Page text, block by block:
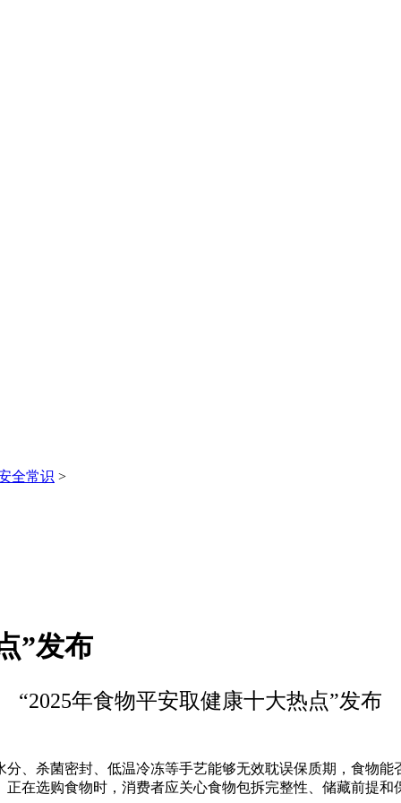
全常识 >
”发布
“2025年食物平安取健康十大热点”发布
杀菌密封、低温冷冻等手艺能够无效耽误保质期，食物能
在选购食物时，消费者应关心食物包拆完整性、储藏前提